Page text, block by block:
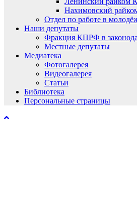
Нахимовский
Отдел по работе в
Наши депутаты
Фракция КПРФ в
Местные депутаты
Медиатека
Фотогалерея
Видеогалерея
Статьи
Библиотека
Персональные страницы